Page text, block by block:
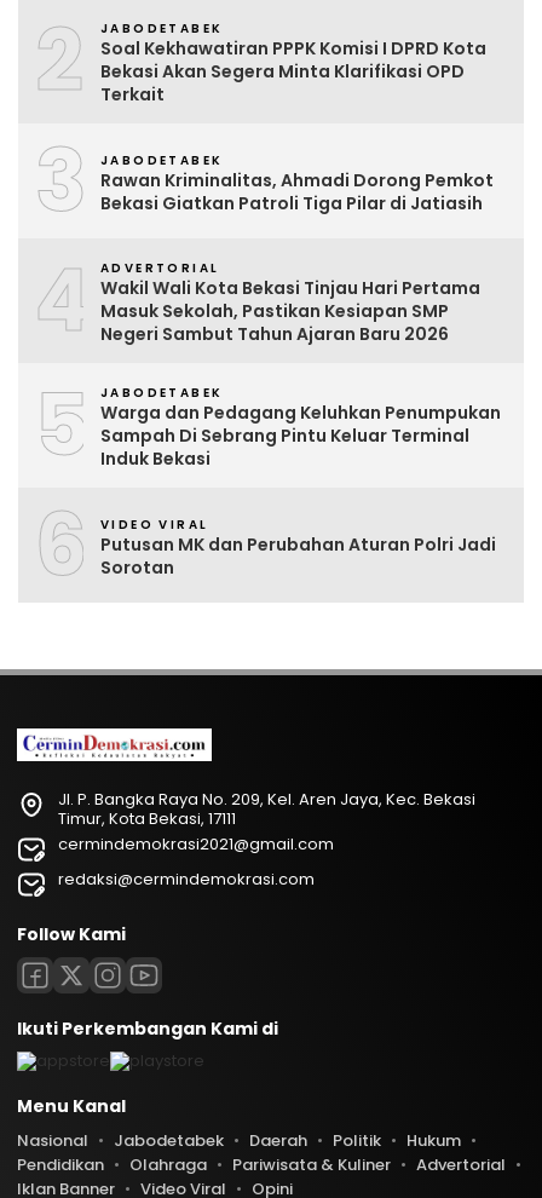
2 JABODETABEK
Soal Kekhawatiran PPPK Komisi I DPRD Kota
Bekasi Akan Segera Minta Klarifikasi OPD
Terkait
3 JABODETABEK
Rawan Kriminalitas, Ahmadi Dorong Pemkot
Bekasi Giatkan Patroli Tiga Pilar di Jatiasih
4 ADVERTORIAL
Wakil Wali Kota Bekasi Tinjau Hari Pertama
Masuk Sekolah, Pastikan Kesiapan SMP
Negeri Sambut Tahun Ajaran Baru 2026
5 JABODETABEK
Warga dan Pedagang Keluhkan Penumpukan
Sampah Di Sebrang Pintu Keluar Terminal
Induk Bekasi
6 VIDEO VIRAL
Putusan MK dan Perubahan Aturan Polri Jadi
Sorotan
Jl. P. Bangka Raya No. 209, Kel. Aren Jaya, Kec. Bekasi
Timur, Kota Bekasi, 17111
cermindemokrasi2021@gmail.com
redaksi@cermindemokrasi.com
Follow Kami
Ikuti Perkembangan Kami di
Menu Kanal
Nasional Jabodetabek Daerah Politik
Hukum
Pendidikan
Olahraga Pariwisata & Kuliner
Advertorial
Iklan Banner
Video Viral Opini